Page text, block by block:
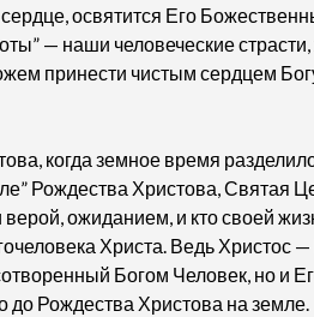
освятится Его
— наши человеческие
принести чистым сердцем
когда земное время
Рождества Христова, Святая
ожиданием, и кто своей
Христа. Ведь Христос —
Богом Человек, но и
до Рождества Христова на земле.